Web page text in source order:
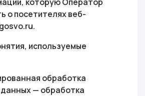
о посетителях веб-
используемые
обработка
— обработка